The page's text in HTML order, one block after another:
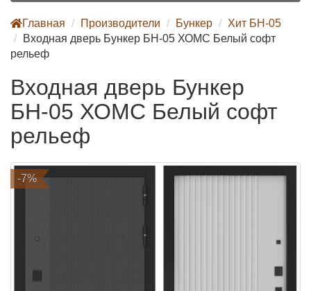
Главная Производители Бункер
Хит БН-05
Входная дверь Бункер БН-05 ХОМС Белый софт
рельеф
Входная дверь Бункер
БН-05 ХОМС Белый софт
рельеф
-7%